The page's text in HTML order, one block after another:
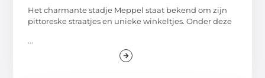
Het charmante stadje Meppel staat bekend om zijn
pittoreske straatjes en unieke winkeltjes. Onder deze
...